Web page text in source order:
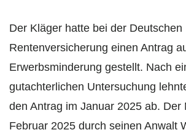
Der Kläger hatte bei der Deutschen
Rentenversicherung einen Antrag
Erwerbsminderung gestellt. Nach
gutachterlichen Untersuchung
den Antrag im Januar 2025 ab. Der
Februar 2025 durch seinen Anwalt